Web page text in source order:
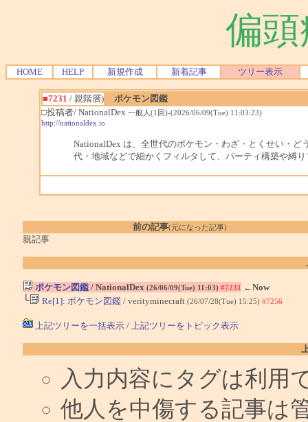
偏
HOME HELP 新規作成 新着記事 ツリー表示
■7231 / 親階層)
ポケモン図鑑
□投稿者/ NationalDex 一般人(1回)-(2026/06/09(Tue) 11:03:23)
http://nationaldex.io
NationalDex は、全世代のポケモン・わざ・とくせい・
代・地域などで細かくフィルタして、パーティ構築や縛
前の記事(元になった記事)
親記事
ポケモン図鑑/ NationalDex (26/06/09(Tue) 11:03) #7231 ←Now
└ Re[1]: ポケモン図鑑/ verityminecraft (26/07/28(Tue) 15:25) #7256
上記ツリーを一括表示/ 上記ツリーをトピック表示
入力内容にタグは利用
他人を中傷する記事は